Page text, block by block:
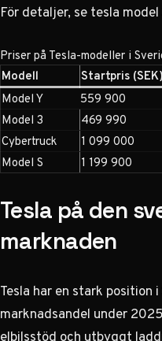
För detaljer, setesla model
Priser på Tesla-modeller i
Modell
Startpris (SEK)
Model Y
559 900
Model 3
469 990
Cybertruck
1 099 000
Model S
1 199 900
Tesla på den
marknaden
Tesla har en stark position
marknadsandel under
elbilsstöd och utbyggt